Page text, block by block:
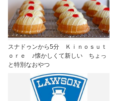
スナドゥンから5分 Ｋｉｎｏｓｕｔ
ｏｒｅ ♪懐かしくて新しい ちょっ
と特別なおやつ